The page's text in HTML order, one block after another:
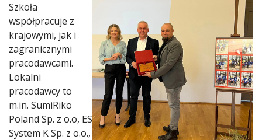
Szkoła
współpracuje z
krajowymi, jak i
zagranicznymi
pracodawcami.
Lokalni
pracodawcy to
m.in. SumiRiko
Poland Sp. z o.o, ES
System K Sp. z o.o.,